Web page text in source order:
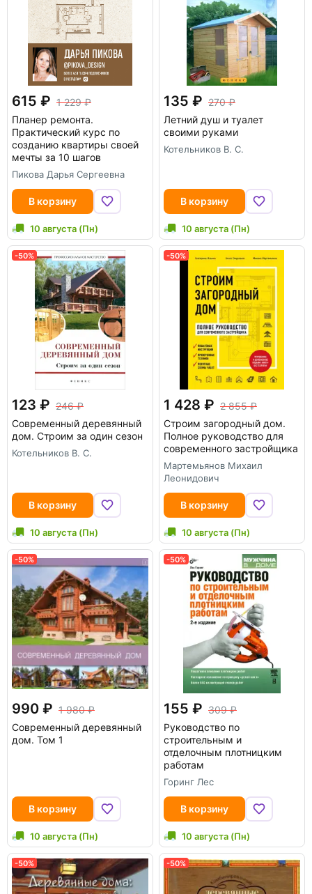
615
1 229
Планер ремонта.
Практический курс по
созданию квартиры своей
мечты за 10 шагов
Пикова Дарья Сергеевна
В корзину
10 августа (Пн)
135
270
Летний душ и туалет
своими руками
Котельников В. С.
В корзину
10 августа (Пн)
-50%
123
246
Современный деревянный
дом. Строим за один сезон
Котельников В. С.
В корзину
10 августа (Пн)
-50%
1 428
2 855
Строим загородный дом.
Полное руководство для
современного застройщика
Мартемьянов Михаил
Леонидович
В корзину
10 августа (Пн)
-50%
990
1 980
Современный деревянный
дом. Том 1
В корзину
10 августа (Пн)
-50%
155
309
Руководство по
строительным и
отделочным плотницким
работам
Горинг Лес
В корзину
10 августа (Пн)
-50% -50%